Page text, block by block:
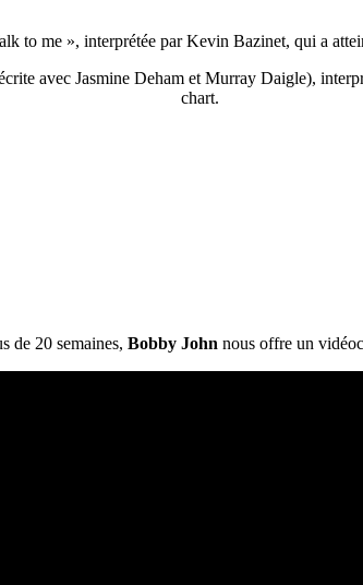
to me », interprétée par Kevin Bazinet, qui a
avec Jasmine Deham et Murray Daigle),
chart.
de 20 semaines, Bobby John nous offre un